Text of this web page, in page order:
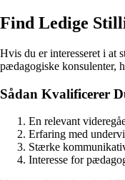
Find Ledige
Hvis du er interesseret i at
pædagogiske konsulenter,
Sådan Kvalificerer
En relevant
Erfaring med
Stærke
Interesse for